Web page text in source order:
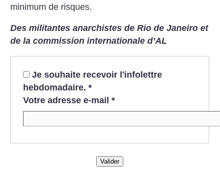
minimum de risques.
Des militantes anarchistes de Rio de Janeiro et
de la commission internationale d’AL
Je souhaite recevoir l'infolettre
hebdomadaire. *
Votre adresse e-mail *
Valider